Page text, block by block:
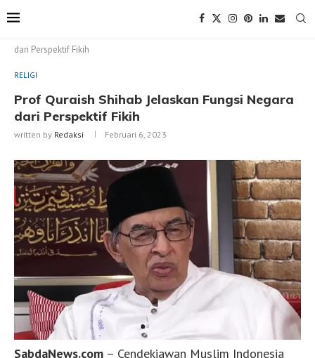
dari Perspektif Fikih
RELIGI
Prof Quraish Shihab Jelaskan Fungsi Negara
dari Perspektif Fikih
written by Redaksi Februari 6, 2023
SabdaNews.com – Cendekiawan Muslim Indonesia